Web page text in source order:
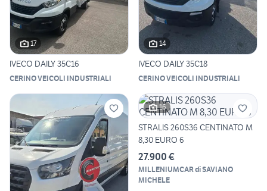
17
IVECO DAILY 35C16
CERINO VEICOLI INDUSTRIALI
14
IVECO DAILY 35C18
CERINO VEICOLI INDUSTRIALI
16
STRALIS 260S36 CENTINATO M
8,30 EURO 6
27.900 €
MILLENIUMCAR di SAVIANO
MICHELE